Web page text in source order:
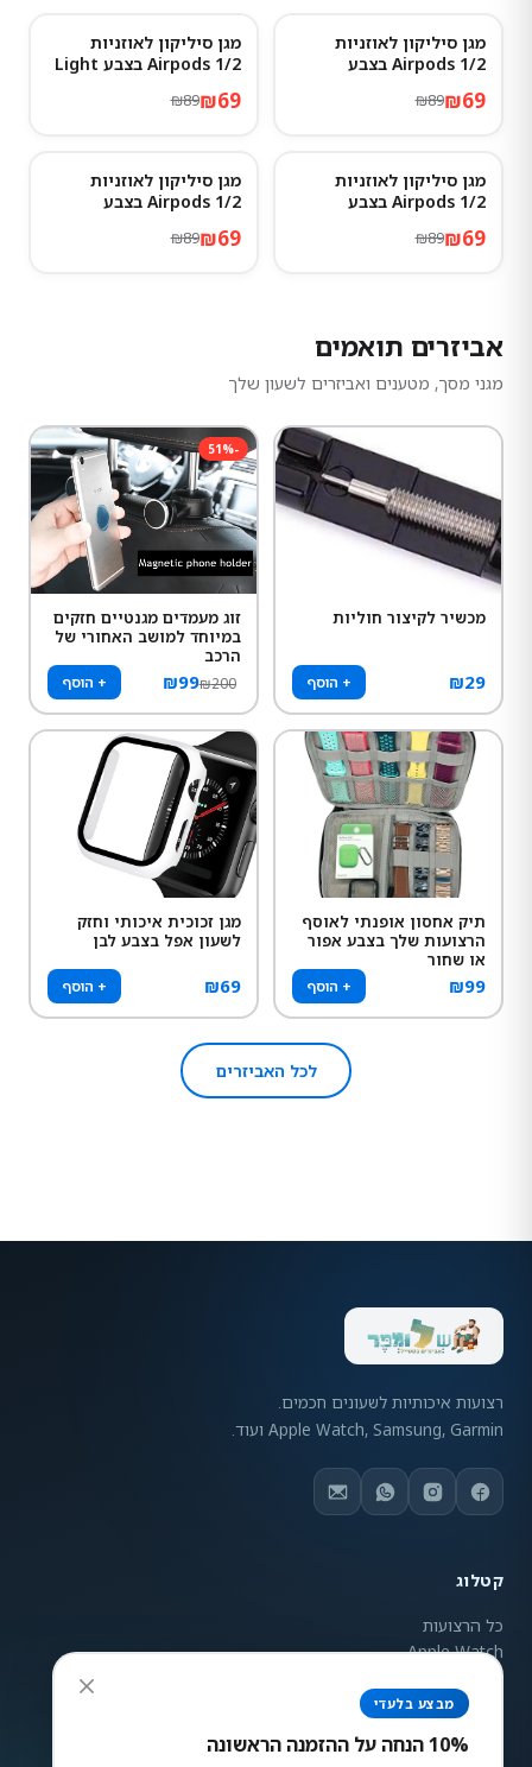
-
22 %
מגן סיליקון לאוזניות
Airpods 1/2 בצבע
₪69
₪89
-
22 %
מגן סיליקון לאוזניות
Airpods 1/2 בצבע Light
₪69
₪89
-
22 %
מגן סיליקון לאוזניות
Airpods 1/2 בצבע
₪69
₪89
-
22 %
מגן סיליקון לאוזניות
Airpods 1/2 בצבע
₪69
₪89
אביזרים תואמים
מגני מסך, מטענים ואביזרים לשעון שלך
מכשיר לקיצור חוליות
₪29 + הוסף
-
51%
זוג מעמדים מגנטיים חזקים
במיוחד למושב האחורי של
הרכב
₪99₪200 + הוסף
תיק אחסון אופנתי לאוסף
הרצועות שלך בצבע אפור
או שחור
₪99 + הוסף
מגן זכוכית איכותי וחזק
לשעון אפל בצבע לבן
₪69 + הוסף
לכל האביזרים
רצועות איכותיות לשעונים חכמים.
Apple Watch, Samsung, Garmin ועוד.
קטלוג
כל הרצועות
Apple Watch
Samsung Galaxy
Garmin
ניגודיות צבעים
גבוה הפוך אפור
מבצע בלעדי
10% הנחה על ההזמנה הראשונה